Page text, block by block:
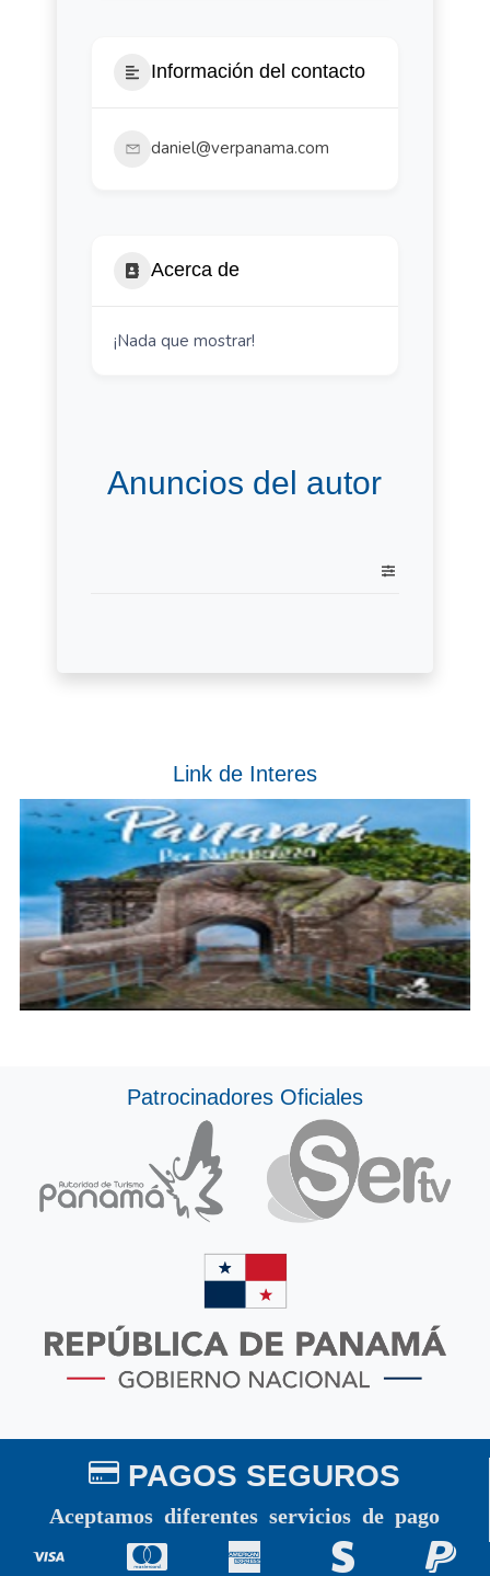
Información del contacto
daniel@verpanama.com
Acerca de
¡Nada que mostrar!
Anuncios del autor
Link de Interes
Patrocinadores Oficiales
PAGOS SEGUROS
Aceptamos diferentes servicios de pago